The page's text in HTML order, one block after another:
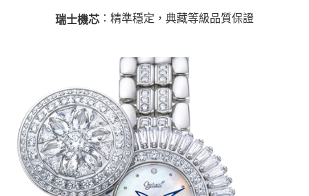
瑞士機芯 ：精準穩定，典藏等級品質保證